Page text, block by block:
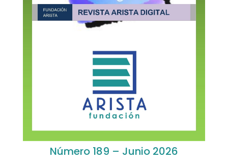
Número 189 – Junio 2026